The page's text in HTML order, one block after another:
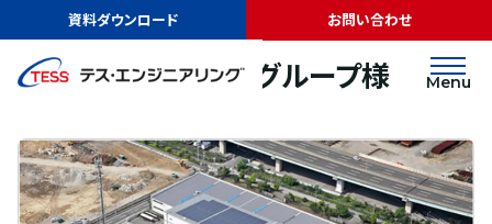
資料ダウンロード お問い合わせ
Menu
実績紹介 グッドマンジャパングループ様
太陽光発電 屋根
グッドマンジャパングループ様